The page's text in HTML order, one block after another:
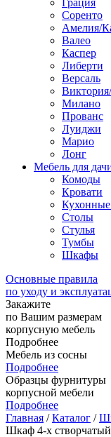
Грация
Соренто
Амелия/
Валео
Каспер
Либерти
Версаль
Милано
Прованс
Луиджи
Марио
Лонг
Мебель для
Комоды
Кровати
Кухонные
Столы
Стулья
Тумбы
Шкафы
Основные правила
по уходу и
Закажите
по Вашим размерам
корпусную мебель
Подробнее
Мебель из сосны
Подробнее
Образцы фурнитуры
корпусной мебели
Подробнее
Главная /Каталог /
Шкаф 4-х створчатый